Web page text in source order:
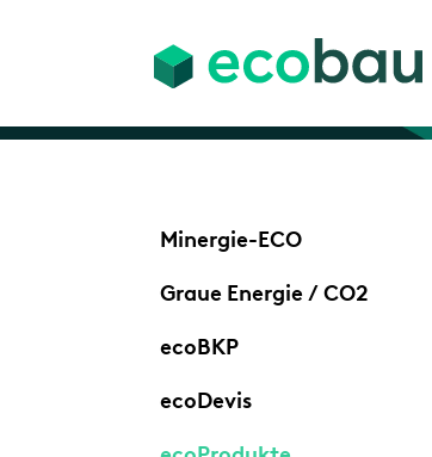
Minergie-ECO
Graue Energie / CO2
ecoBKP
ecoDevis